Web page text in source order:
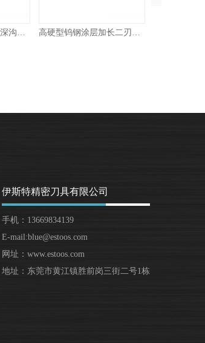
高硬型钨钢涂层二刃深沟球头铣刀 高硬型钨钢涂层加长二刃平底铣刀
伊斯特精密刀具有限公司
手机：13669834139
E-mail:blue@estoos.com
网址：www.estoos.com
地址：东莞市黄江镇胜前岗三街二号1栋